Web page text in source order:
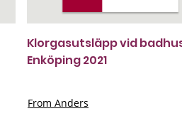
Klorgasutsläpp vid
Enköping 2021
From Anders